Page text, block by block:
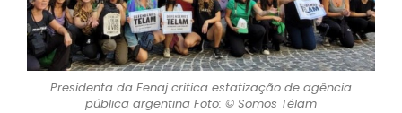
Presidenta da Fenaj critica estatização de agência
pública argentina Foto: © Somos Télam